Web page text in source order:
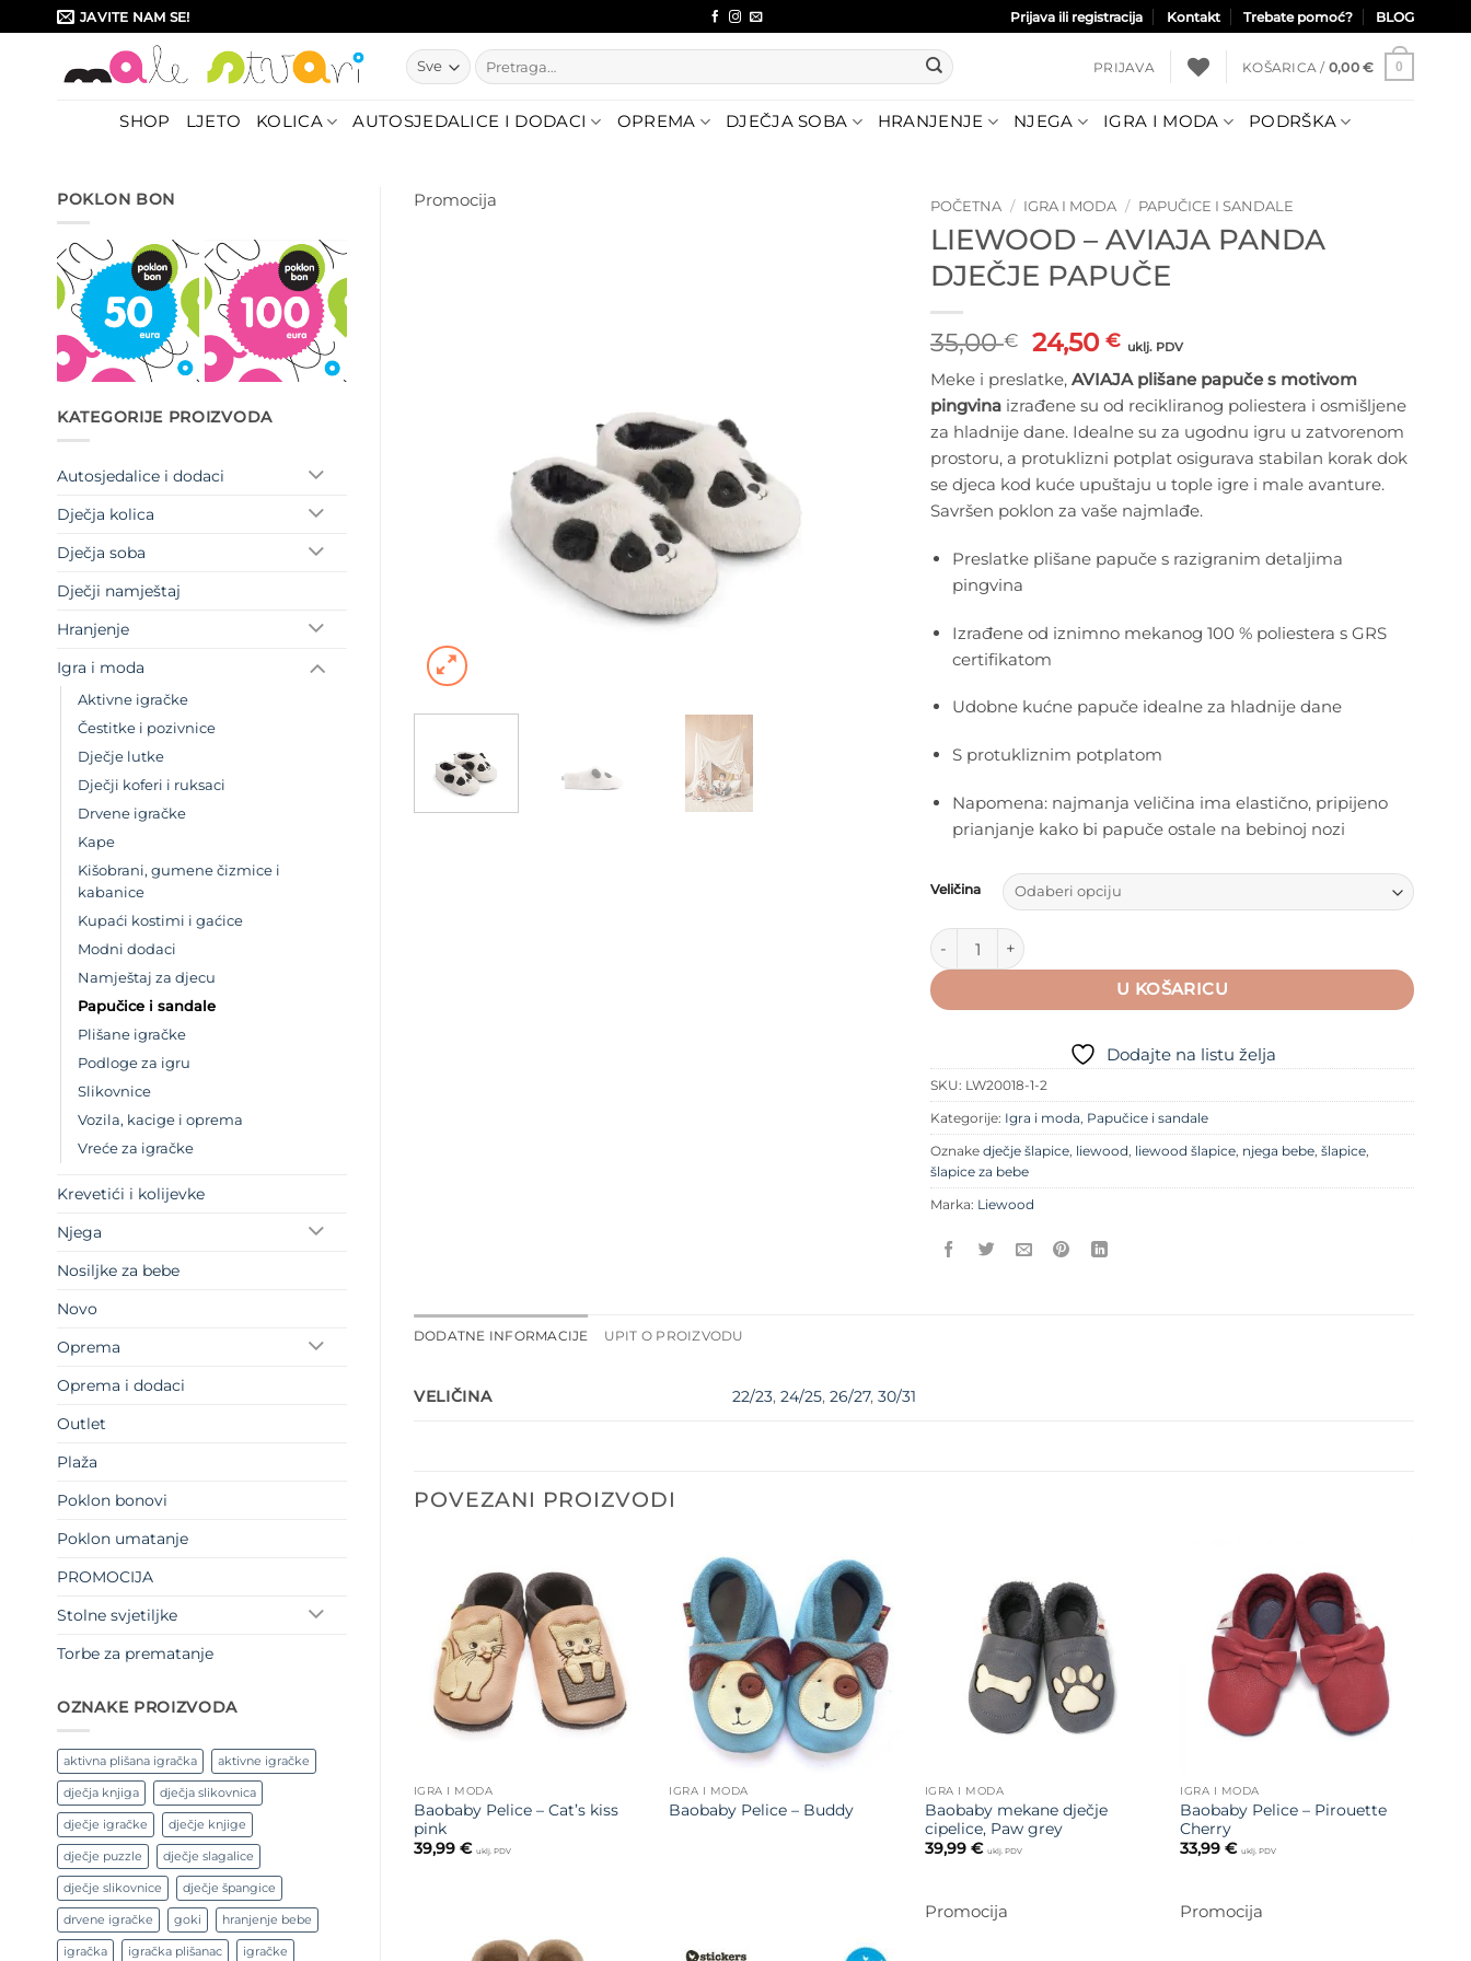
to
JAVITE NAM SE! Prijava ili registracija Kontakt Trebate pomoć? BLOG
Pretraži:
PRIJAVA KOŠARICA / 0,00 € 0
SHOP LJETO KOLICA AUTOSJEDALICE I DODACI OPREMA DJEČJA SOBA HRANJENJE NJEGA IGRA I MODA PODRŠKA
POKLON BON
KATEGORIJE PROIZVODA
Autosjedalice i dodaci
Dječja kolica
Dječja soba
Dječji namještaj
Hranjenje
Igra i moda
Aktivne igračke
Čestitke i pozivnice
Dječje lutke
Dječji koferi i ruksaci
Drvene igračke
Kape
Kišobrani, gumene čizmice i
kabanice
Kupaći kostimi i gaćice
Modni dodaci
Namještaj za djecu
Papučice i sandale
Plišane igračke
Podloge za igru
Slikovnice
Vozila, kacige i oprema
Vreće za igračke
Krevetići i kolijevke
Njega
Nosiljke za bebe
Novo
Oprema
Oprema i dodaci
Outlet
Plaža
Poklon bonovi
Poklon umatanje
PROMOCIJA
Stolne svjetiljke
Torbe za prematanje
OZNAKE PROIZVODA
aktivna plišana igračka aktivne igračke
dječja knjiga dječja slikovnica
dječje igračke dječje knjige
dječje puzzle dječje slagalice
dječje slikovnice dječje špangice
drvene igračke goki hranjenje bebe
igračka igračka plišanac igračke
Promocija POČETNA / IGRA I MODA / PAPUČICE I SANDALE
LIEWOOD – AVIAJA PANDA
DJEČJE PAPUČE
35,00€ Izvorna
cijena
bila
je:
35,00 €.
24,50 €Trenutna
cijena
je:
24,50 €.
uklj. PDV
Meke i preslatke, AVIAJA plišane papuče s motivom
pingvina izrađene su od recikliranog poliestera i osmišljene
za hladnije dane. Idealne su za ugodnu igru u zatvorenom
prostoru, a protuklizni potplat osigurava stabilan korak dok
se djeca kod kuće upuštaju u tople igre i male avanture.
Savršen poklon za vaše najmlađe.
Preslatke plišane papuče s razigranim detaljima
pingvina
Izrađene od iznimno mekanog 100 % poliestera s GRS
certifikatom
Udobne kućne papuče idealne za hladnije dane
S protukliznim potplatom
Napomena: najmanja veličina ima elastično, pripijeno
prianjanje kako bi papuče ostale na bebinoj nozi
Veličina
Liewood - Aviaja Panda dječje papuče količina
U KOŠARICU
Dodajte na listu želja
SKU: LW20018-1-2
Kategorije: Igra i moda Papučice i sandale
Oznake dječje šlapice liewood liewood šlapice njega bebe šlapice
šlapice za bebe
Marka: Liewood
DODATNE INFORMACIJE UPIT O PROIZVODU
VELIČINA 22/23, 24/25, 26/27, 30/31
POVEZANI PROIZVODI
Dodajte
na listu
želja
IGRA I MODA
Baobaby Pelice – Cat’s kiss
pink
39,99 € uklj. PDV
Dodajte
na listu
želja
IGRA I MODA
Baobaby Pelice – Buddy
Dodajte
na listu
želja
IGRA I MODA
Baobaby mekane dječje
cipelice, Paw grey
39,99 € uklj. PDV
Dodajte
na listu
želja
IGRA I MODA
Baobaby Pelice – Pirouette
Cherry
33,99€ uklj. PDV
Dodajte
Promocija Promocija